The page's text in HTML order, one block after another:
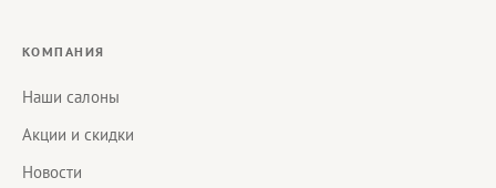
КОМПАНИЯ
Наши салоны
Акции и скидки
Новости